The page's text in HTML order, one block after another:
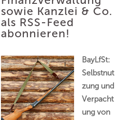
sowie Kanzlei & Co.
als RSS-Feed
abonnieren!
BayLfSt:
Selbstnut
zung und
Verpacht
ung von